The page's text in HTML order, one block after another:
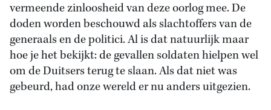
vermeende zinloosheid van deze oorlog mee. De
doden worden beschouwd als slachtoffers van de
generaals en de politici. Al is dat natuurlijk maar
hoe je het bekijkt: de gevallen soldaten hielpen wel
om de Duitsers terug te slaan. Als dat niet was
gebeurd, had onze wereld er nu anders uitgezien.